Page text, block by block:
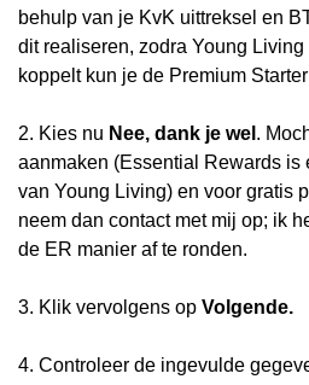
behulp van je KvK uittreksel en
dit realiseren, zodra Young
koppelt kun je de Premium
2. Kies nu Nee, dank je wel .
aanmaken (Essential Rewards is
van Young Living) en voor gratis
neem dan contact met mij op; ik
de ER manier af te ronden.
3. Klik vervolgens op Volgende.
4. Controleer de ingevulde